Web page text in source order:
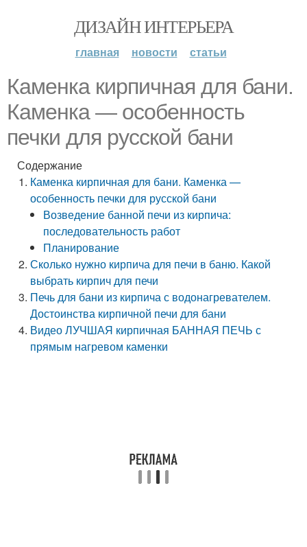
ДИЗАЙН ИНТЕРЬЕРА
главная новости статьи
Каменка кирпичная для бани.
Каменка — особенность
печки для русской бани
Содержание
Каменка кирпичная для бани. Каменка —
особенность печки для русской бани
Возведение банной печи из кирпича:
последовательность работ
Планирование
Сколько нужно кирпича для печи в баню. Какой
выбрать кирпич для печи
Печь для бани из кирпича с водонагревателем.
Достоинства кирпичной печи для бани
Видео ЛУЧШАЯ кирпичная БАННАЯ ПЕЧЬ с
прямым нагревом каменки